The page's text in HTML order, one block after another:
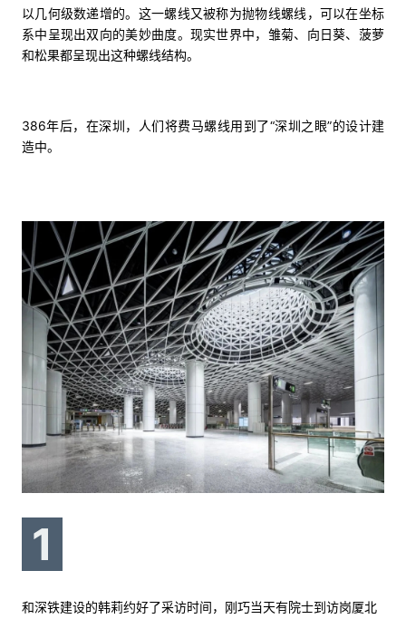
以几何级数递增的。这一螺线又被称为抛物线螺线，可以在坐标
系中呈现出双向的美妙曲度。现实世界中，雏菊、向日葵、菠萝
和松果都呈现出这种螺线结构。
386年后，在深圳，人们将费马螺线用到了“深圳之眼”的设计建
造中。
1
和深铁建设的韩莉约好了采访时间，刚巧当天有院士到访岗厦北